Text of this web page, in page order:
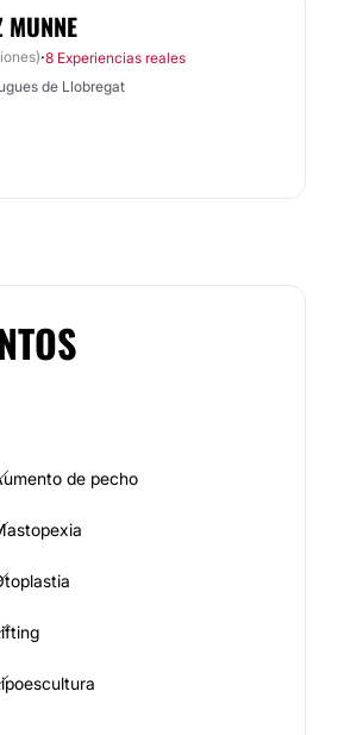
MUNNE
·8 Experiencias reales
de Llobregat
de pecho